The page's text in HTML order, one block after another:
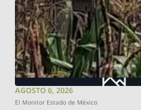
AGOSTO 6, 2026
El Monitor Estado de México